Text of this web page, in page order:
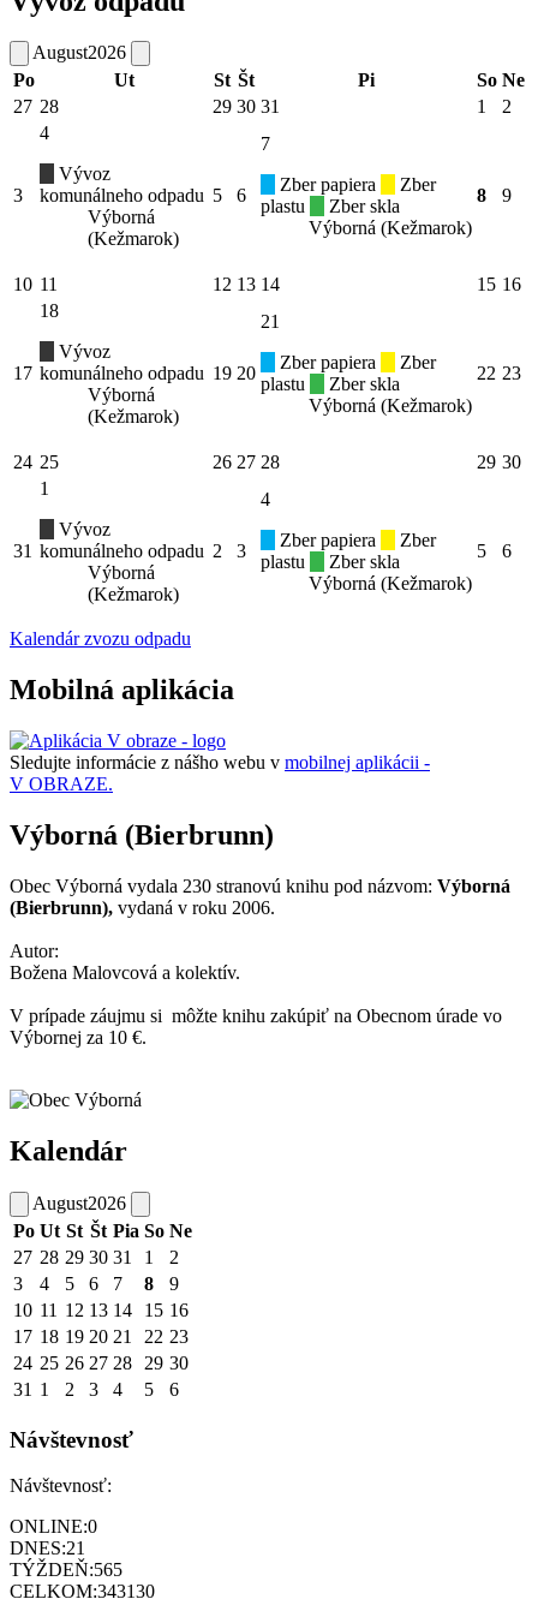
August2026
Po
Ut St Št Pi So Ne
27 28 29 30 31 1 2
3
4
Vývoz
komunálneho odpadu
Výborná
(Kežmarok)
5 6
7
Zber papiera
Zber
plastu
Zber skla
Výborná (Kežmarok)
8 9
10 11 12 13 14 15 16
17
18
Vývoz
komunálneho odpadu
Výborná
(Kežmarok)
19 20
21
Zber papiera
Zber
plastu
Zber skla
Výborná (Kežmarok)
22 23
24 25 26 27 28 29 30
31
1
Vývoz
komunálneho odpadu
Výborná
(Kežmarok)
2 3
4
Zber papiera
Zber
plastu
Zber skla
Výborná (Kežmarok)
5 6
Kalendár zvozu odpadu
Mobilná aplikácia
Sledujte informácie z nášho webu v mobilnej aplikácii -
V OBRAZE.
Výborná (Bierbrunn)
Obec Výborná vydala 230 stranovú knihu pod názvom: Výborná
(Bierbrunn), vydaná v roku 2006.
Autor:
Božena Malovcová a kolektív.
V prípade záujmu si môžte knihu zakúpiť na Obecnom úrade vo
Výbornej za 10 €.
Kalendár
August2026
Po Ut St Št Pia So Ne
27 28 29 30 31 1
2
3
4 5 6 7 8
9
10 11 12 13 14 15 16
17 18 19 20 21 22 23
24 25 26 27 28 29 30
31 1 2 3 4 5 6
Návštevnosť
Návštevnosť:
ONLINE:0
DNES:21
TÝŽDEŇ:565
CELKOM:343130